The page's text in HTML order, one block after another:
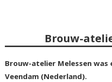
Brouw-
Brouw-atelier Melessen
Veendam (Nederland).